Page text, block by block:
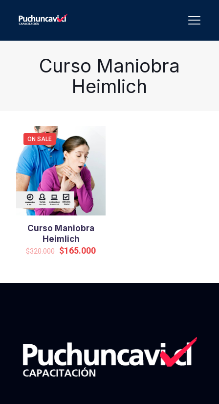
Curso Maniobra
Heimlich
ON SALE
Curso Maniobra
Heimlich
$320.000 Original
$165.000Current